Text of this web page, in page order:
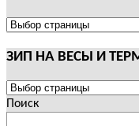
ТЕРМИНАЛЫ
ПОЛЕЗНАЯ
ЗИП НА ВЕСЫ И
ЗИП
НА
Поиск